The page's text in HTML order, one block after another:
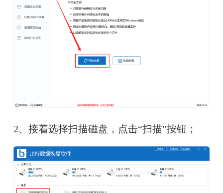
2、 接着选择扫描磁盘，点击“扫描”按钮；